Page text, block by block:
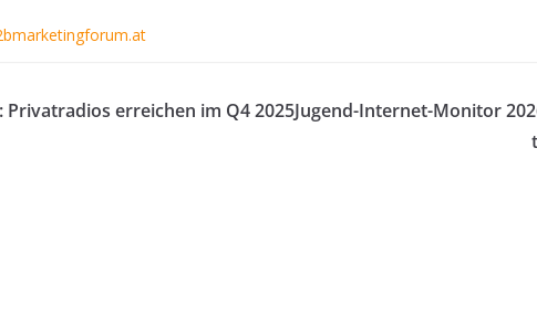
Privatradios erreichen im Q4 2025Jugend-Internet-Monitor